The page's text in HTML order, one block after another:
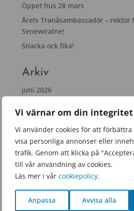
Vi värnar om din integritet
Vi använder cookies för att
visa personliga annonser eller
trafik. Genom att klicka på
till vår användning av cookies.
Läs mer i vår cookiepolicy.
Anpassa Avvisa alla
Öppet hus 28 mars
Årets Tranåsambassadör – rektor
Senewiratne!
Snacka ock fika!
Arkiv
juni 2026
januari 2026
november 2025
september 2025
juni 2025
februari 2025
december 2024
juli 2024